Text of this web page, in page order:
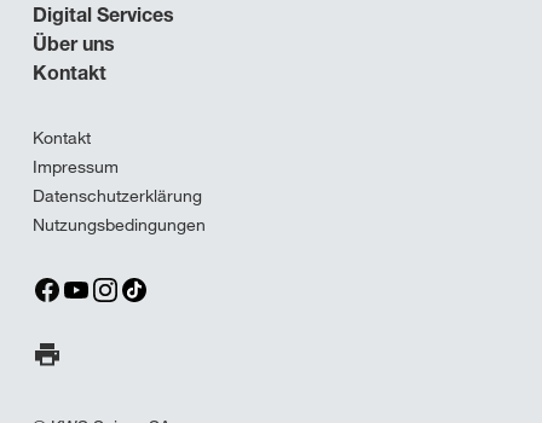
Digital Services
Über uns
Kontakt
Kontakt
Impressum
Datenschutzerklärung
Nutzungsbedingungen
Seite ausdrucken